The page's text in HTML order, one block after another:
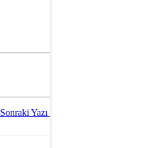
Sonraki Yazı